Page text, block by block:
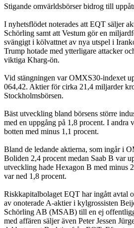
Stigande omvärldsbörser bidrog till
I nyhetsflödet noterades att EQT säljer
Schörling samt att Vestum gör en
svängigt i kölvattnet av nya utspel i
Trump hotade med ytterligare attacker
viktiga Kharg-ön.
Vid stängningen var OMXS30-indexet
064,42. Aktier för cirka 21,4 miljarder
Stockholmsbörsen.
Bäst utveckling bland börsens större
med en uppgång på 1,8 procent. I andra
botten med minus 1,1 procent.
Bland de ledande aktierna, som ingår i
Boliden 2,4 procent medan Saab B var
utveckling hade Hexagon B med minus
var ned 1,8 procent.
Riskkapitalbolaget EQT har ingått avtal
av onoterade A-aktier i kylgrossisten
Schörling AB (MSAB) till en ej
med affären säljer även Peter Jessen